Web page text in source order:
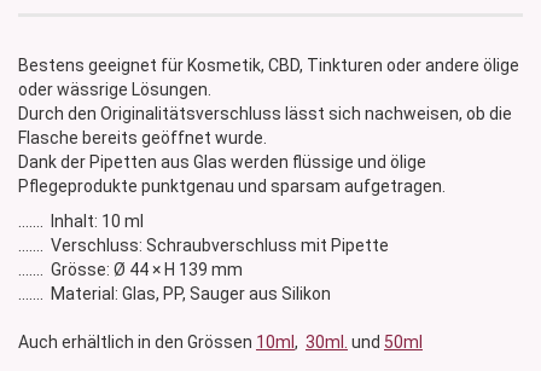
Bestens geeignet für Kosmetik, CBD, Tinkturen oder andere ölige
oder wässrige Lösungen.
Durch den Originalitätsverschluss lässt sich nachweisen, ob die
Flasche bereits geöffnet wurde.
Dank der Pipetten aus Glas werden flüssige und ölige
Pflegeprodukte punktgenau und sparsam aufgetragen.
....... Inhalt: 10 ml
....... Verschluss: Schraubverschluss mit Pipette
....... Grösse: Ø 44 × H 139 mm
....... Material: Glas, PP, Sauger aus Silikon
Auch erhältlich in den Grössen 10ml , 30ml. und 50ml